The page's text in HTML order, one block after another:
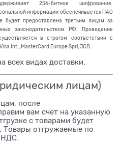
256-битное шифрование.
информации обеспечивается ПАО
предоставлена третьим лицам за
законодательством РФ. Проведение
в строгом соответствии с
Int., MasterCard Europe Sprl, JCB.
всех видах доставки.
лицам)
после
вам счет на указанную
с товарами будет
Товары отгружаемые по